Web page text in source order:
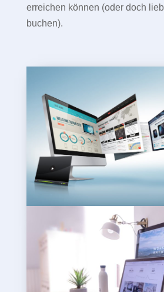
erreichen können (oder doch
buchen).